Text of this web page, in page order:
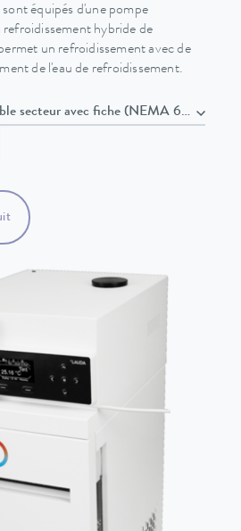
sont équipés d'une pompe
hybride de
un refroidissement avec de
de l'eau de refroidissement.
V; 60 Hz , Câble secteur avec fiche (NEMA 6-20P)